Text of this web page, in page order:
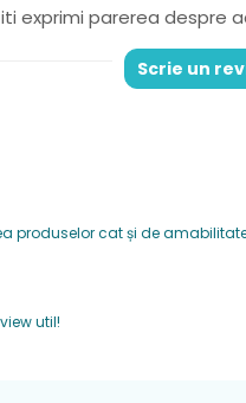
rezistenta la alunecare,
stabilității, astfel
pentru picior
protectie degetelor
banda velcro
exprimi parerea despre
Scrie un
produselor cat și de
util!